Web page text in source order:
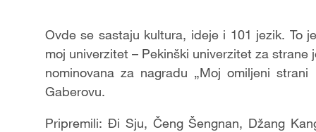
Ovde se sastaju kultura, ideje i 101 jezik. To
moj univerzitet – Pekinški univerzitet za
nominovana za nagradu „Moj omiljeni
Gaberovu.
Pripremili: Đi Sju, Čeng Šengnan, Džang